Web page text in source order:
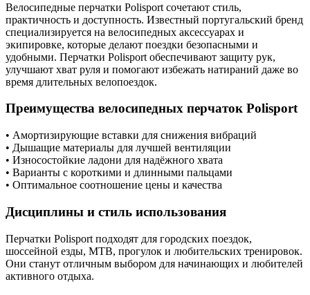
Велосипедные перчатки Polisport сочетают стиль,
практичность и доступность. Известный португальский бренд
специализируется на велосипедных аксессуарах и
экипировке, которые делают поездки безопасными и
удобными. Перчатки Polisport обеспечивают защиту рук,
улучшают хват руля и помогают избежать натираний даже во
время длительных велопоездок.
Преимущества велосипедных перчаток Polisport
• Амортизирующие вставки для снижения вибраций
• Дышащие материалы для лучшей вентиляции
• Износостойкие ладони для надёжного хвата
• Варианты с короткими и длинными пальцами
• Оптимальное соотношение цены и качества
Дисциплины и стиль использования
Перчатки Polisport подходят для городских поездок,
шоссейной езды, MTB, прогулок и любительских тренировок.
Они станут отличным выбором для начинающих и любителей
активного отдыха.